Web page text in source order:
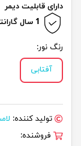
دارای قابلیت دیمر
رنگ نور:
آفتابی
تولید کننده:
فروشنده: